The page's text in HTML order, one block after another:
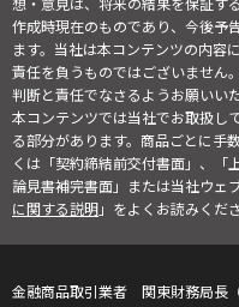
作成時現在のものであり、今後予
ます。当社は本コンテンツの内容
責任を負うものではございません
判断と責任でなさるようお願いいた
本コンテンツでは当社でお取扱し
る部分があります。商品ごとに手
くは「契約締結前交付書面」、「
論見書補完書面」または当社ウェ
に関する説明」をよくお読みくださ
金融商品取引業者 関東財務局長